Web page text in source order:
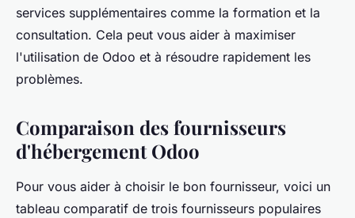
services supplémentaires comme la formation et la
consultation. Cela peut vous aider à maximiser
l'utilisation de Odoo et à résoudre rapidement les
problèmes.
Comparaison des fournisseurs
d'hébergement Odoo
Pour vous aider à choisir le bon fournisseur, voici un
tableau comparatif de trois fournisseurs populaires